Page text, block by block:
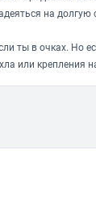
на долгую
ты в очках. Но
или крепления